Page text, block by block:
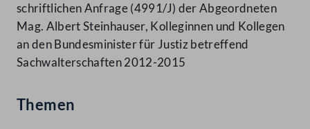
schriftlichen Anfrage (4991/J) der Abgeordneten
Mag. Albert Steinhauser, Kolleginnen und Kollegen
an den Bundesminister für Justiz betreffend
Sachwalterschaften 2012-2015
Themen